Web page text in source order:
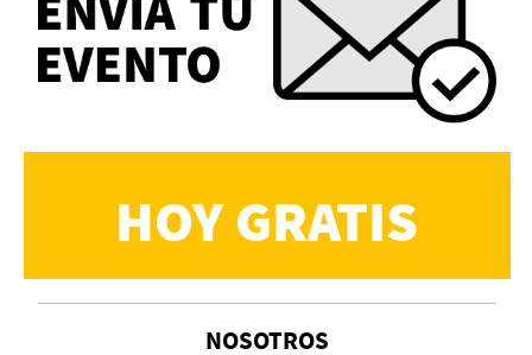
HOY GRATIS
NOSOTROS